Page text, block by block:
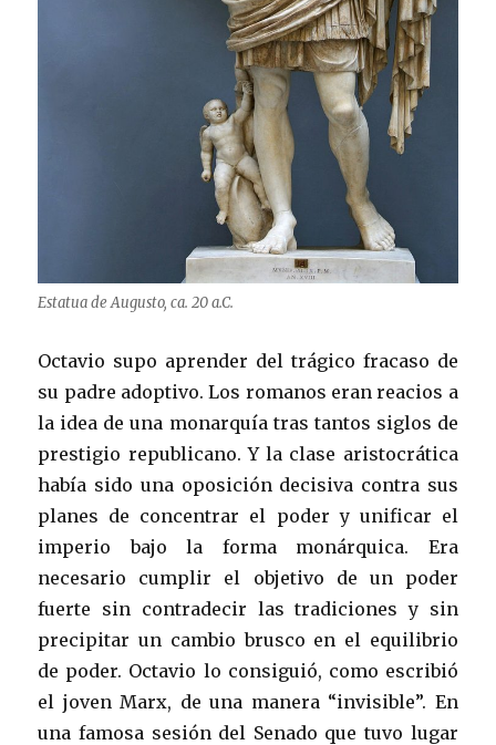
Estatua de Augusto, ca. 20 a.C.
Octavio supo aprender del trágico fracaso de
su padre adoptivo. Los romanos eran reacios a
la idea de una monarquía tras tantos siglos de
prestigio republicano. Y la clase aristocrática
había sido una oposición decisiva contra sus
planes de concentrar el poder y unificar el
imperio bajo la forma monárquica. Era
necesario cumplir el objetivo de un poder
fuerte sin contradecir las tradiciones y sin
precipitar un cambio brusco en el equilibrio
de poder. Octavio lo consiguió, como escribió
el joven Marx, de una manera “invisible”. En
una famosa sesión del Senado que tuvo lugar